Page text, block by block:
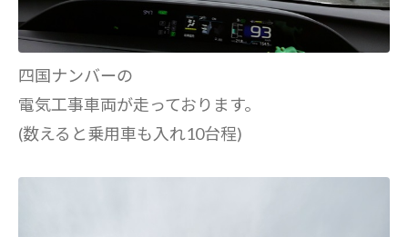
四国ナンバーの
電気工事車両が走っております。
(数えると乗用車も入れ10台程)